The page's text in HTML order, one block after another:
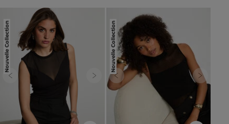
Nouvelle Collection
Previous Next
Nouvelle Collection
Previous Next